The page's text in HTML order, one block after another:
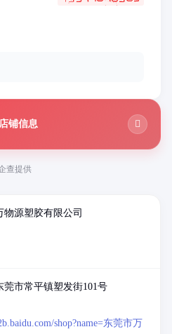
查提供
物源塑胶有限公司
莞市常平镇塑发街101号
shop?name=东莞市万
铺信息